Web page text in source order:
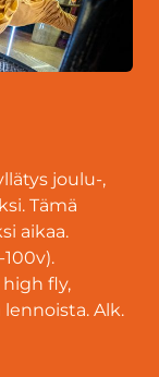
joulu-,
Tämä
aikaa.
fly,
Alk.